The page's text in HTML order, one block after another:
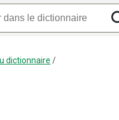
dictionnaire /